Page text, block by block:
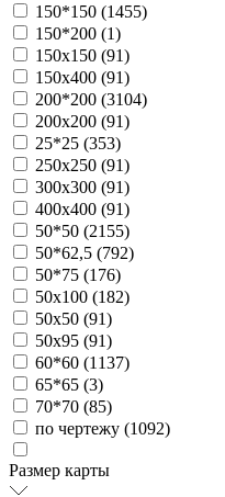
150*150 (1455)
150*200 (1)
150х150 (91)
150х400 (91)
200*200 (3104)
200х200 (91)
25*25 (353)
250х250 (91)
300х300 (91)
400х400 (91)
50*50 (2155)
50*62,5 (792)
50*75 (176)
50х100 (182)
50х50 (91)
50х95 (91)
60*60 (1137)
65*65 (3)
70*70 (85)
по чертежу (1092)
Размер карты